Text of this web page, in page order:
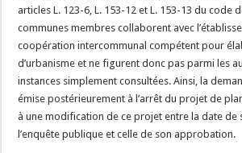
articles L. 123-6, L. 153-12 et L. 153-13 du code
communes membres collaborent avec
coopération intercommunal compétent pour
d’urbanisme et ne figurent donc pas parmi les
instances simplement consultées. Ainsi, la
émise postérieurement à l’arrêt du projet de
à une modification de ce projet entre la date de
l’enquête publique et celle de son approbation.